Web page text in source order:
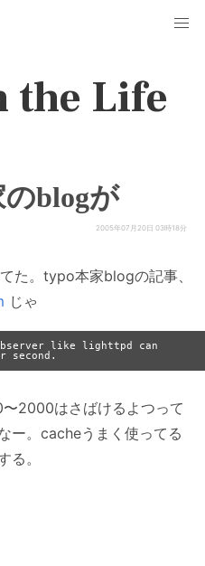
the Life
blogが
2005年07月20日 03時18分
た。typo本家blogの記事、
じゃ
like lighttpd can
2000はさばけるよつって
ー。cacheうまく使ってる
る。